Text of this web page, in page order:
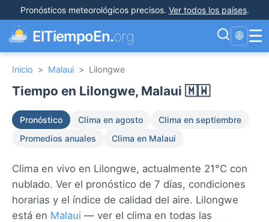
Pronósticos meteorológicos precisos. Ver todos los países.
ElTiempoEn.org 🌐 ☰
Inicio > Malaui > Lilongwe
Tiempo en Lilongwe, Malaui 🇲🇼
Pronóstico Clima en agosto
Clima en septiembre
Promedios anuales
Clima en Malaui
Clima en vivo en Lilongwe, actualmente 21°C con
nublado. Ver el pronóstico de 7 días, condiciones
horarias y el índice de calidad del aire. Lilongwe
está en Malaui — ver el clima en todas las